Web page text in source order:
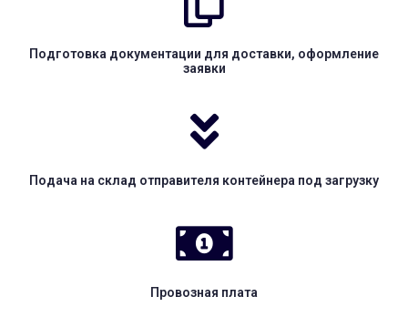
Подготовка документации для доставки, оформление
заявки
Подача на склад отправителя контейнера под загрузку
Провозная плата